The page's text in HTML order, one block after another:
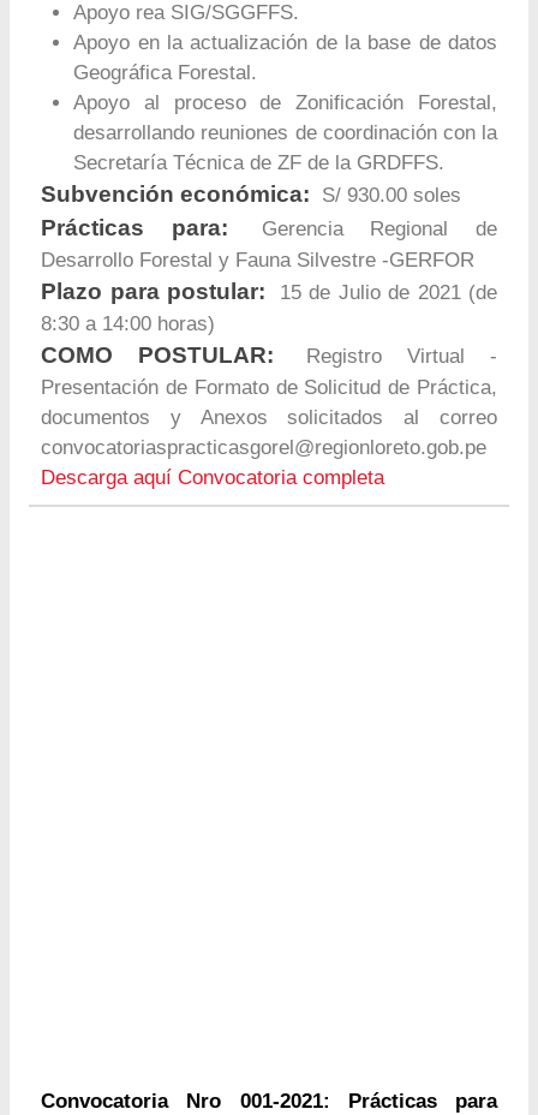
Apoyo rea SIG/SGGFFS.
Apoyo en la actualización de la base de datos
Geográfica Forestal.
Apoyo al proceso de Zonificación Forestal,
desarrollando reuniones de coordinación con la
Secretaría Técnica de ZF de la GRDFFS.
Subvención económica: S/ 930.00 soles
Prácticas para:
Gerencia Regional de
Desarrollo Forestal y Fauna Silvestre -GERFOR
Plazo para postular:
15 de Julio de 2021 (de
8:30 a 14:00 horas)
COMO POSTULAR:
Registro Virtual -
Presentación de Formato de Solicitud de Práctica,
documentos y Anexos solicitados al correo
convocatoriaspracticasgorel@regionloreto.gob.pe
Descarga aquí Convocatoria completa
Convocatoria Nro 001-2021: Prácticas para